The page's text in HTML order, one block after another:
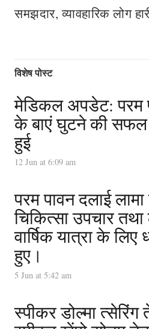
समझदार, व्यावहारिक लोग
विशेष पोस्ट
मेडिकल अपडेट: परम
के बाएं घुटने की सफल
हुई
12 Jun at 6:09 am
परम पावन दलाई लामा
चिकित्सा उपचार
वार्षिक यात्रा के लिए
हुए।
5 Jun at 5:42 am
स्पीकर डोल्मा